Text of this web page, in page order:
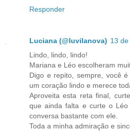
Responder
Luciana (@luvilanova) 13
Lindo, lindo, lindo!
Mariana e Léo escolheram
Digo e repito, sempre, você
um coração lindo e merece
Aproveita esta reta final,
que ainda falta e curte o Léo
conversa bastante com ele.
Toda a minha admiração e